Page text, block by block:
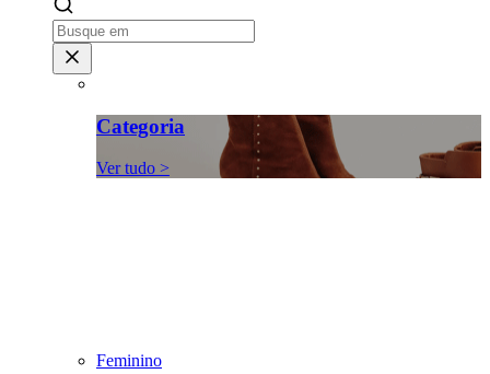
Categoria
Ver tudo >
Feminino